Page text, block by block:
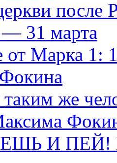
31 марта
от Марка 1:
же
И ПЕЙ!